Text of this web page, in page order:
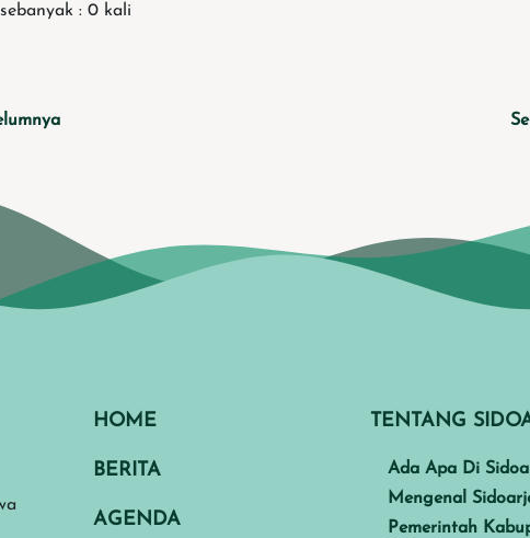
: 0 kali
HOME
BERITA
AGENDA
TENTANG
Ada Apa Di
Mengenal
Pemerintah